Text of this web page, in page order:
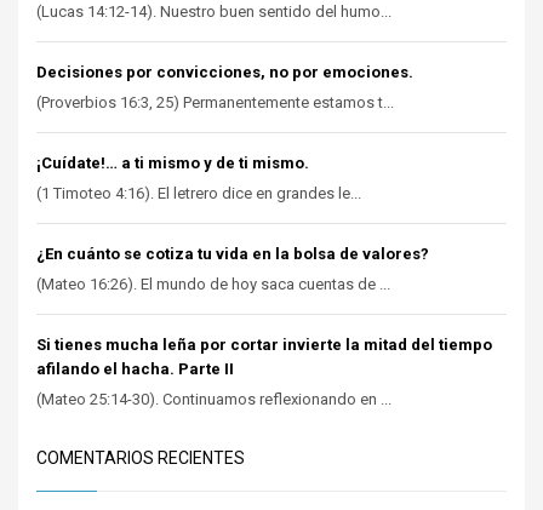
(Lucas 14:12-14). Nuestro buen sentido del humo...
Decisiones por convicciones, no por emociones.
(Proverbios 16:3, 25) Permanentemente estamos t...
¡Cuídate!… a ti mismo y de ti mismo.
(1 Timoteo 4:16). El letrero dice en grandes le...
¿En cuánto se cotiza tu vida en la bolsa de valores?
(Mateo 16:26). El mundo de hoy saca cuentas de ...
Si tienes mucha leña por cortar invierte la mitad del tiempo
afilando el hacha. Parte II
(Mateo 25:14-30). Continuamos reflexionando en ...
COMENTARIOS RECIENTES